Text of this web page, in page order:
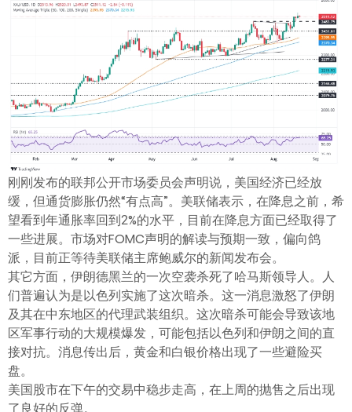
刚刚发布的联邦公开市场委员会声明说，美国经济已经放
缓，但通货膨胀仍然“有点高”。美联储表示，在降息之前，希
望看到年通胀率回到2%的水平，目前在降息方面已经取得了
一些进展。市场对FOMC声明的解读与预期一致，偏向鸽
派，目前正等待美联储主席鲍威尔的新闻发布会。
其它方面，伊朗德黑兰的一次空袭杀死了哈马斯领导人。人
们普遍认为是以色列实施了这次暗杀。这一消息激怒了伊朗
及其在中东地区的代理武装组织。这次暗杀可能会导致该地
区军事行动的大规模爆发，可能包括以色列和伊朗之间的直
接对抗。消息传出后，黄金和白银价格出现了一些避险买
盘。
美国股市在下午的交易中稳步走高，在上周的抛售之后出现
了良好的反弹。